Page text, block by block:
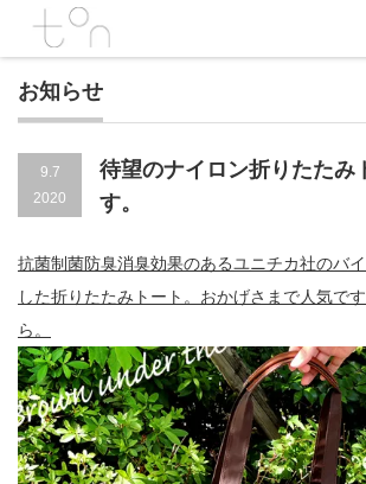
お知らせ
9.7
2020
待望のナイロン折りたたみ
す。
抗菌制菌防臭消臭効果のあるユニチカ社のバ
した折りたたみトート。おかげさまで人気で
ら。